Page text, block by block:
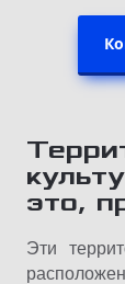
это,
Эти